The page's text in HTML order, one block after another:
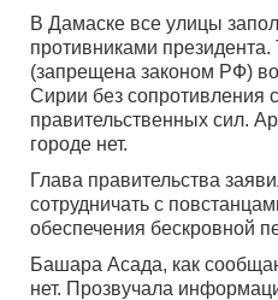
В Дамаске все улицы
противниками
(запрещена законом РФ)
Сирии без сопротивления
правительственных сил.
городе нет.
Глава правительства
сотрудничать с
обеспечения бескровной
Башара Асада, как
нет. Прозвучала